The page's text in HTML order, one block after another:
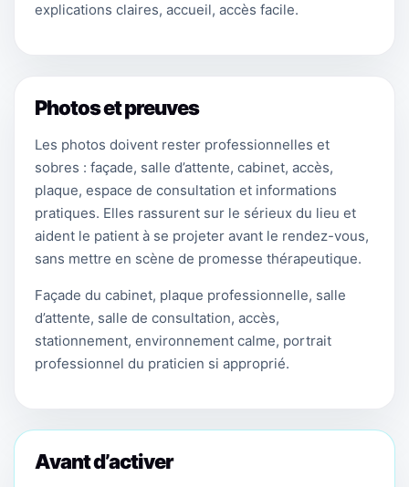
explications claires, accueil, accès facile.
Photos et preuves
Les photos doivent rester professionnelles et
sobres : façade, salle d’attente, cabinet, accès,
plaque, espace de consultation et informations
pratiques. Elles rassurent sur le sérieux du lieu et
aident le patient à se projeter avant le rendez-vous,
sans mettre en scène de promesse thérapeutique.
Façade du cabinet, plaque professionnelle, salle
d’attente, salle de consultation, accès,
stationnement, environnement calme, portrait
professionnel du praticien si approprié.
Avant d’activer